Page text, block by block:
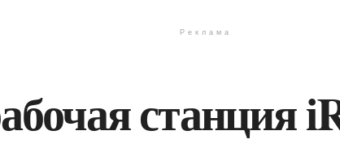
Реклама
станция